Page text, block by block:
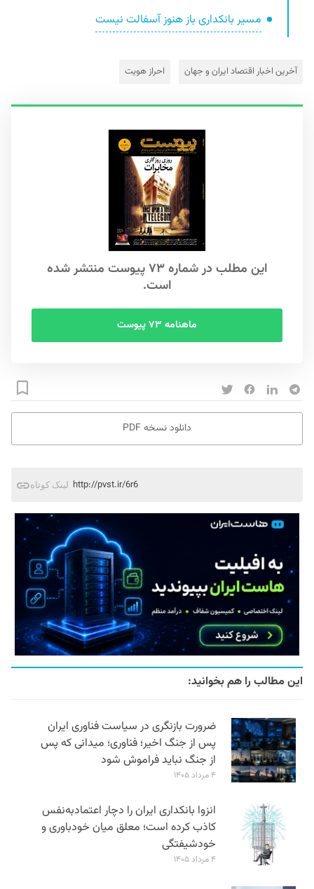
مسیر بانکداری باز هنوز آسفالت نیست
آخرین اخبار اقتصاد ایران و جهان احراز هویت
این مطلب در شماره ۷۳ پیوست منتشر شده
است.
ماهنامه ۷۳ پیوست
دانلود نسخه PDF
لینک کوتاه http://pvst.ir/6r6
این مطالب را هم بخوانید:
ضرورت بازنگری در سیاست فناوری ایران
پس از جنگ اخیر؛ فناوری؛ میدانی که پس
از جنگ نباید فراموش شود
۴ مرداد ۱۴۰۵
انزوا بانکداری ایران را دچار اعتمادبه‌نفس
کاذب کرده است؛ معلق میان خودباوری و
خودشیفتگی
۴ مرداد ۱۴۰۵